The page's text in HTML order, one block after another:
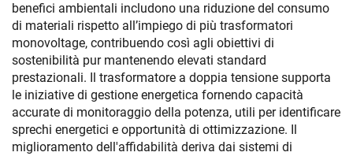
benefici ambientali includono una riduzione del consumo
di materiali rispetto all’impiego di più trasformatori
monovoltage, contribuendo così agli obiettivi di
sostenibilità pur mantenendo elevati standard
prestazionali. Il trasformatore a doppia tensione supporta
le iniziative di gestione energetica fornendo capacità
accurate di monitoraggio della potenza, utili per identificare
sprechi energetici e opportunità di ottimizzazione. Il
miglioramento dell'affidabilità deriva dai sistemi di